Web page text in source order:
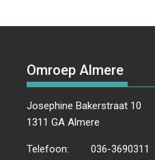
Omroep Almere
Josephine Bakerstraat 10
1311 GA Almere
Telefoon:
036-3690311